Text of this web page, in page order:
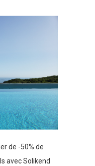
de -50% de
avec Solikend